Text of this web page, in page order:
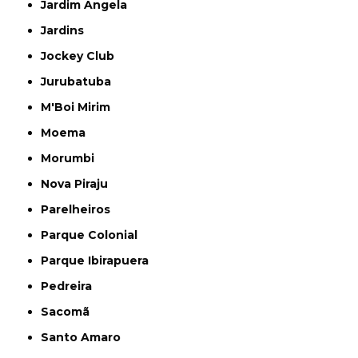
Jardim Ângela
Jardins
Jockey Club
Jurubatuba
M'Boi Mirim
Moema
Morumbi
Nova Piraju
Parelheiros
Parque Colonial
Parque Ibirapuera
Pedreira
Sacomã
Santo Amaro